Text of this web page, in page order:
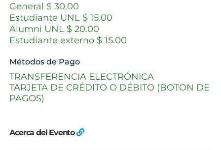
General $ 30.00
Estudiante UNL $ 15.00
Alumni UNL $ 20.00
Estudiante externo $ 15.00
Métodos de Pago
TRANSFERENCIA ELECTRÓNICA
TARJETA DE CRÉDITO O DÉBITO (BOTON DE
PAGOS)
Acerca del Evento